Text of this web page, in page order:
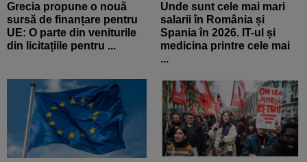
Grecia propune o nouă
sursă de finanțare pentru
UE: O parte din veniturile
din licitațiile pentru ...
Unde sunt cele mai mari
salarii în România și
Spania în 2026. IT-ul și
medicina printre cele mai
...